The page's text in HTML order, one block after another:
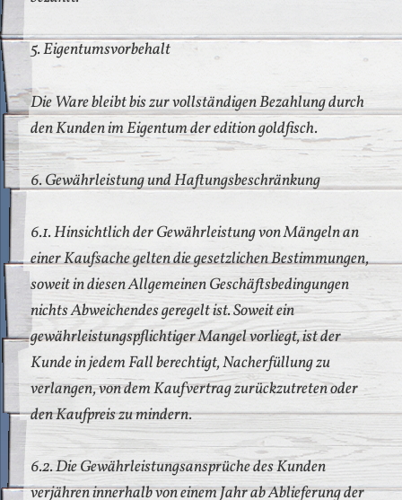
5. Eigentumsvorbehalt
Die Ware bleibt bis zur vollständigen Bezahlung durch
den Kunden im Eigentum der edition goldfisch.
6. Gewährleistung und Haftungsbeschränkung
6.1. Hinsichtlich der Gewährleistung von Mängeln an
einer Kaufsache gelten die gesetzlichen Bestimmungen,
soweit in diesen Allgemeinen Geschäftsbedingungen
nichts Abweichendes geregelt ist. Soweit ein
gewährleistungspflichtiger Mangel vorliegt, ist der
Kunde in jedem Fall berechtigt, Nacherfüllung zu
verlangen, von dem Kaufvertrag zurückzutreten oder
den Kaufpreis zu mindern.
6.2. Die Gewährleistungsansprüche des Kunden
verjähren innerhalb von einem Jahr ab Ablieferung der